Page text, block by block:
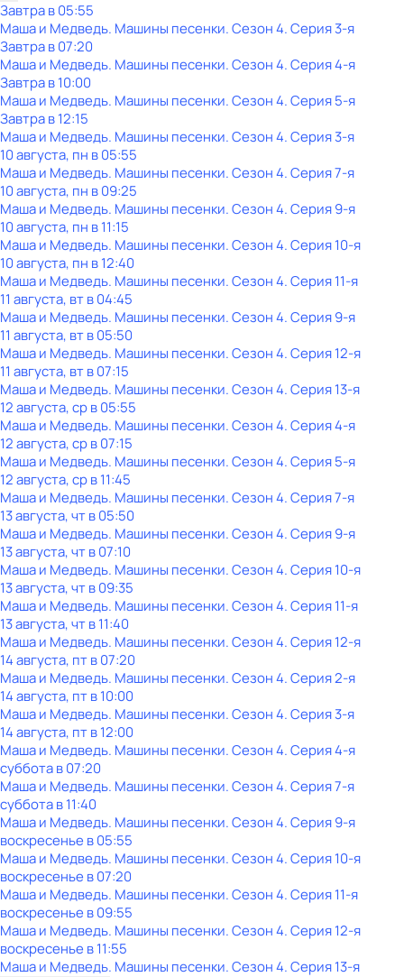
Завтра в 05:55
Маша и Медведь. Машины песенки. Сезон 4. Серия 3-я
Завтра в 07:20
Маша и Медведь. Машины песенки. Сезон 4. Серия 4-я
Завтра в 10:00
Маша и Медведь. Машины песенки. Сезон 4. Серия 5-я
Завтра в 12:15
Маша и Медведь. Машины песенки. Сезон 4. Серия 3-я
10 августа, пн в 05:55
Маша и Медведь. Машины песенки. Сезон 4. Серия 7-я
10 августа, пн в 09:25
Маша и Медведь. Машины песенки. Сезон 4. Серия 9-я
10 августа, пн в 11:15
Маша и Медведь. Машины песенки. Сезон 4. Серия 10-я
10 августа, пн в 12:40
Маша и Медведь. Машины песенки. Сезон 4. Серия 11-я
11 августа, вт в 04:45
Маша и Медведь. Машины песенки. Сезон 4. Серия 9-я
11 августа, вт в 05:50
Маша и Медведь. Машины песенки. Сезон 4. Серия 12-я
11 августа, вт в 07:15
Маша и Медведь. Машины песенки. Сезон 4. Серия 13-я
12 августа, ср в 05:55
Маша и Медведь. Машины песенки. Сезон 4. Серия 4-я
12 августа, ср в 07:15
Маша и Медведь. Машины песенки. Сезон 4. Серия 5-я
12 августа, ср в 11:45
Маша и Медведь. Машины песенки. Сезон 4. Серия 7-я
13 августа, чт в 05:50
Маша и Медведь. Машины песенки. Сезон 4. Серия 9-я
13 августа, чт в 07:10
Маша и Медведь. Машины песенки. Сезон 4. Серия 10-я
13 августа, чт в 09:35
Маша и Медведь. Машины песенки. Сезон 4. Серия 11-я
13 августа, чт в 11:40
Маша и Медведь. Машины песенки. Сезон 4. Серия 12-я
14 августа, пт в 07:20
Маша и Медведь. Машины песенки. Сезон 4. Серия 2-я
14 августа, пт в 10:00
Маша и Медведь. Машины песенки. Сезон 4. Серия 3-я
14 августа, пт в 12:00
Маша и Медведь. Машины песенки. Сезон 4. Серия 4-я
субботав07:20
Маша и Медведь. Машины песенки. Сезон 4. Серия 7-я
субботав11:40
Маша и Медведь. Машины песенки. Сезон 4. Серия 9-я
воскресенье в05:55
Маша и Медведь. Машины песенки. Сезон 4. Серия 10-я
воскресенье в07:20
Маша и Медведь. Машины песенки. Сезон 4. Серия 11-я
воскресенье в09:55
Маша и Медведь. Машины песенки. Сезон 4. Серия 12-я
воскресенье в11:55
Маша и Медведь. Машины песенки. Сезон 4. Серия 13-я